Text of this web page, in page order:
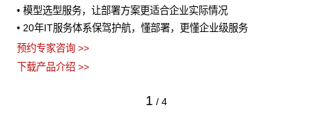
• 模型选型服务，让部署方案更适合企业实际情况
• 20年IT服务体系保驾护航，懂部署，更懂企业级服务
预约专家咨询 >>
下载产品介绍 >>
1 / 4